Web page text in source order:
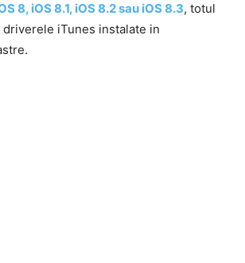
8, iOS 8.1, iOS 8.2 sau iOS 8.3, totul
driverele iTunes instalate in